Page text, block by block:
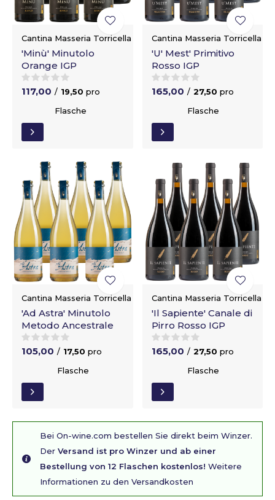
Cantina Masseria Torricella
'Minù' Minutolo
Orange IGP
117,00 / 19,50 pro
Flasche
Cantina Masseria Torricella
'U' Mest' Primitivo
Rosso IGP
165,00 / 27,50 pro
Flasche
Cantina Masseria Torricella
'Ad Astra' Minutolo
Metodo Ancestrale
105,00 / 17,50 pro
Flasche
Cantina Masseria Torricella
'Il Sapiente' Canale di
Pirro Rosso IGP
165,00 / 27,50 pro
Flasche
Bei On-wine.com bestellen Sie direkt beim Winzer.
Der Versand ist pro Winzer und ab einer
Bestellung von 12 Flaschen kostenlos! Weitere
Informationen zu den Versandkosten